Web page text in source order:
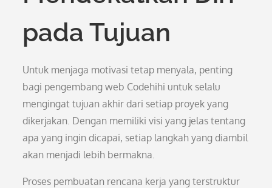
pada Tujuan
Untuk menjaga motivasi tetap menyala, penting
bagi pengembang web Codehihi untuk selalu
mengingat tujuan akhir dari setiap proyek yang
dikerjakan. Dengan memiliki visi yang jelas tentang
apa yang ingin dicapai, setiap langkah yang diambil
akan menjadi lebih bermakna.
Proses pembuatan rencana kerja yang terstruktur